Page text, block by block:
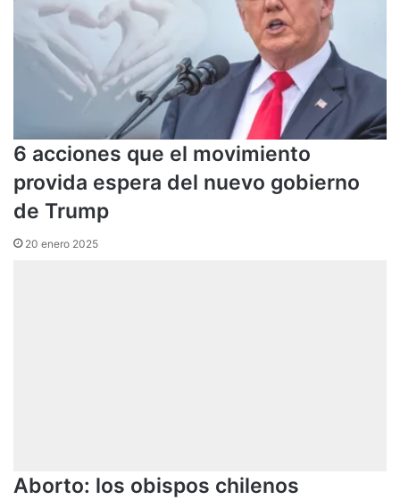
6 acciones que el movimiento
provida espera del nuevo gobierno
de Trump
20 enero 2025
Aborto: los obispos chilenos